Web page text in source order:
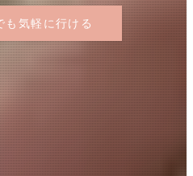
の出会い方
も気軽に行ける
の出会い方